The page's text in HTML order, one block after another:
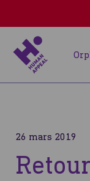
26 mars 2019